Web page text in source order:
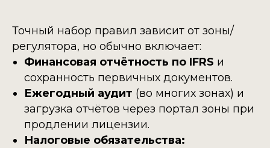
Точный набор правил зависит от зоны/
регулятора, но обычно включает:
Финансовая отчётность по IFRS и
сохранность первичных документов.
Ежегодный аудит (во многих зонах) и
загрузка отчётов через портал зоны при
продлении лицензии.
Налоговые обязательства: